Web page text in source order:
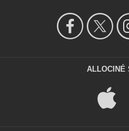
ALLOCINÉ